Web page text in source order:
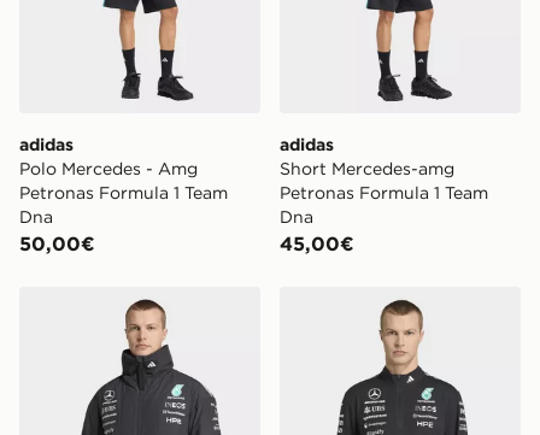
adidas
Polo Mercedes - Amg
Petronas Formula 1 Team
Dna
50,00€
adidas
Short Mercedes-amg
Petronas Formula 1 Team
Dna
45,00€
adidas Giacca Mercedes-amg Petronas Formula 1
adidas Felpa Mercedes -